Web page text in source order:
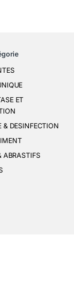
ET
& DESINFECTION
ABRASTIFS